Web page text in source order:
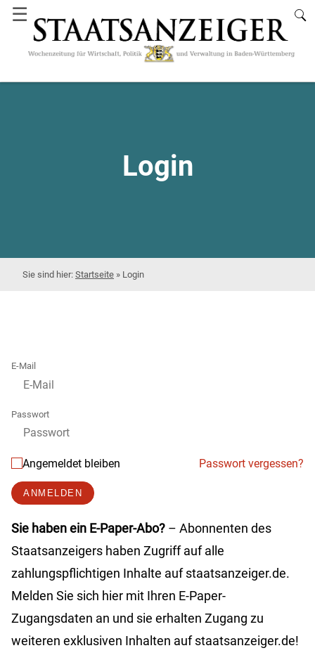
☰
Login
Startseite » Login
E-Mail
Passwort
Angemeldet bleiben Passwort vergessen?
ANMELDEN
Sie haben ein E-Paper-Abo? – Abonnenten des
Staatsanzeigers haben Zugriff auf alle
zahlungspflichtigen Inhalte auf staatsanzeiger.de.
Melden Sie sich hier mit Ihren E-Paper-
Zugangsdaten an und sie erhalten Zugang zu
weiteren exklusiven Inhalten auf staatsanzeiger.de!